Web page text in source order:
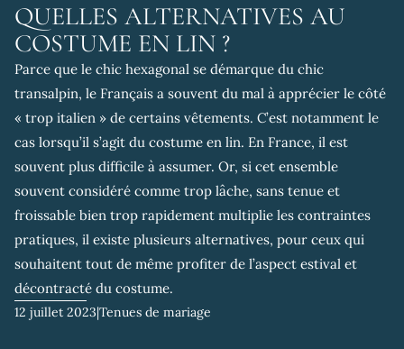
QUELLES ALTERNATIVES AU
COSTUME EN LIN ?
Parce que le chic hexagonal se démarque du chic
transalpin, le Français a souvent du mal à apprécier le côté
« trop italien » de certains vêtements. C’est notamment le
cas lorsqu’il s’agit du costume en lin. En France, il est
souvent plus difficile à assumer. Or, si cet ensemble
souvent considéré comme trop lâche, sans tenue et
froissable bien trop rapidement multiplie les contraintes
pratiques, il existe plusieurs alternatives, pour ceux qui
souhaitent tout de même profiter de l’aspect estival et
décontracté du costume.
12 juillet 2023|Tenues de mariage